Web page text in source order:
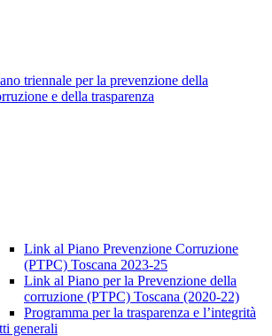
triennale per la prevenzione della
e della trasparenza
Link al Piano Prevenzione Corruzione
(PTPC) Toscana 2023-25
Link al Piano per la Prevenzione della
corruzione (PTPC) Toscana (2020-22)
Programma per la trasparenza e l’integrità
generali